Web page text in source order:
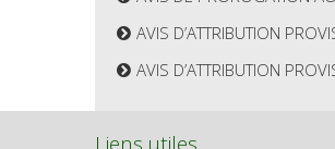
AVIS D’ATTRIBUTION
AVIS D’ATTRIBUTION
Liens utiles